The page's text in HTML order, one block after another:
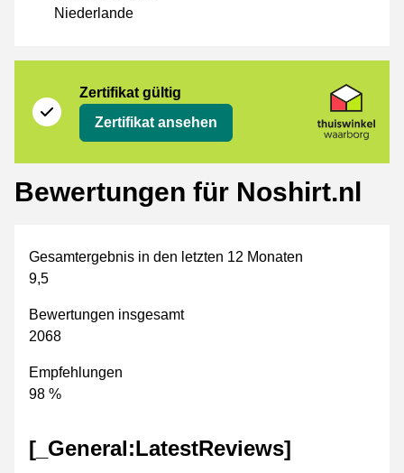
Niederlande
Zertifikat gültig
Zertifikat ansehen
Bewertungen für Noshirt.nl
Gesamtergebnis in den letzten 12 Monaten
9,5
Bewertungen insgesamt
2068
Empfehlungen
98 %
[_General:LatestReviews]